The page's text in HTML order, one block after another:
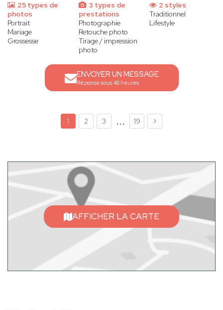
25 types de
photos
Portrait
Mariage
Grossesse
3 types de
prestations
Photographie
Retouche photo
Tirage / impression
photo
2 styles
Traditionnel
Lifestyle
ENVOYER UN MESSAGE
Réponse sous 48 heures
1 2 3 ... 19
AFFICHER LA CARTE